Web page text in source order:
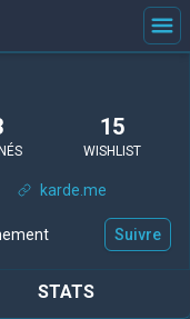
15
WISHLIST
karde.me
Suivre
STATS